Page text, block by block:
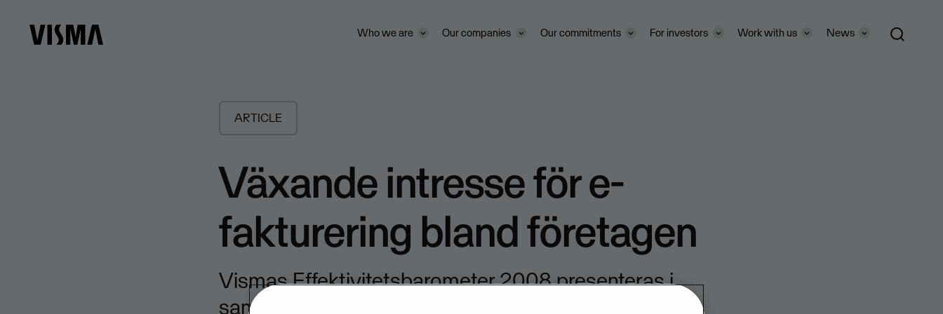
Who we are Our companies Our commitments For investors Work with us News
ARTICLE
Växande intresse för e-
fakturering bland företagen
Vismas Effektivitetsbarometer 2008 presenteras i
samband med Ekonomimässan i Stockholm 18-19